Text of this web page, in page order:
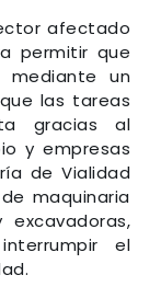
afectado
permitir que
un
las tareas
gracias al
y empresas
de Vialidad
maquinaria
el